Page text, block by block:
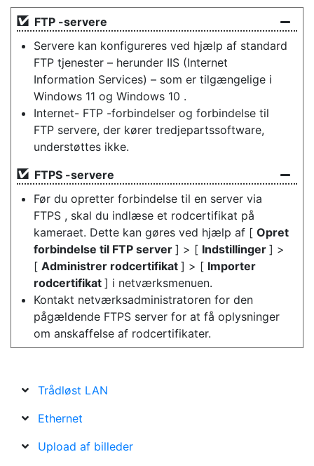
FTP -servere
Servere kan konfigureres ved hjælp af standard
FTP tjenester – herunder IIS (Internet
Information Services) – som er tilgængelige i
Windows 11 og Windows 10 .
Internet- FTP -forbindelser og forbindelse til
FTP servere, der kører tredjepartssoftware,
understøttes ikke.
FTPS -servere
Før du opretter forbindelse til en server via
FTPS , skal du indlæse et rodcertifikat på
kameraet. Dette kan gøres ved hjælp af [ Opret
forbindelse til FTP server ] > [ Indstillinger ] >
[ Administrer rodcertifikat ] > [ Importer
rodcertifikat ] i netværksmenuen.
Kontakt netværksadministratoren for den
pågældende FTPS server for at få oplysninger
om anskaffelse af rodcertifikater.
Trådløst LAN
Ethernet
Upload af billeder